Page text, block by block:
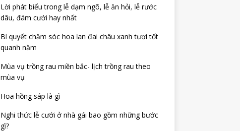
Lời phát biểu trong lễ dạm ngõ, lễ ăn hỏi, lễ rước
dâu, đám cưới hay nhất
Bí quyết chăm sóc hoa lan đai châu xanh tươi tốt
quanh năm
Mùa vụ trồng rau miền bắc- lịch trồng rau theo
mùa vụ
Hoa hồng sáp là gì
Nghi thức lễ cưới ở nhà gái bao gồm những bước
gì?